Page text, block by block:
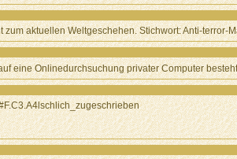
aktuellen Weltgeschehen. Stichwort: Anti-terror-
eine Onlinedurchsuchung privater Computer